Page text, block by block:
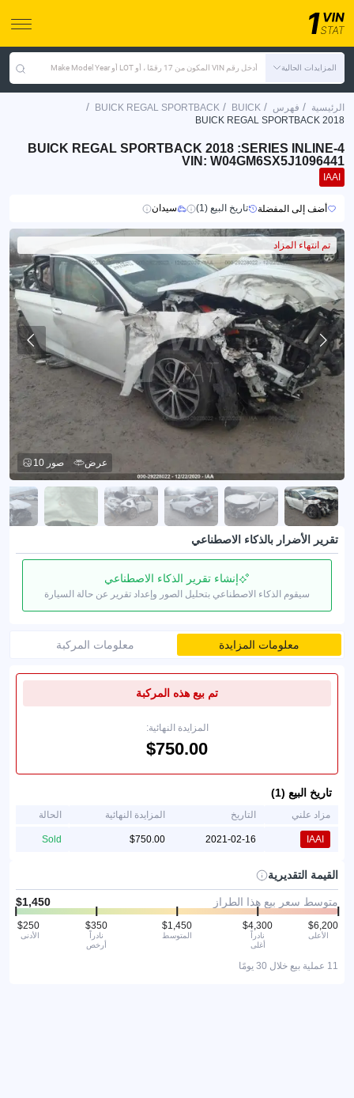
المزايدات الحالية أدخل رقم VIN المكون من 17 رقمًا ، أو LOT أو Make Model Year
الرئيسية / فهرس /
BUICK
/
BUICK REGAL SPORTBACK
/
BUICK REGAL SPORTBACK 2018
BUICK REGAL SPORTBACK 2018 :SERIES INLINE-4
VIN: W04GM6SX5J1096441
IAAI
أضف إلى المفضلة تاريخ البيع (1) سيدان
تم انتهاء المزاد
10 صور عرض
تقرير الأضرار بالذكاء الاصطناعي
إنشاء تقرير الذكاء الاصطناعي
سيقوم الذكاء الاصطناعي بتحليل الصور وإعداد تقرير عن حالة السيارة
معلومات المزايدة معلومات المركبة
تم بيع هذه المركبة
المزايدة النهائية:
تاريخ البيع (1)
مزاد علني التاريخ المزايدة النهائية الحالة
IAAI
2021-02-16
Sold
القيمة التقديرية
متوسط سعر بيع هذا الطراز
الأدنى
نادراً
أرخص
المتوسط
نادراً
أغلى
الأعلى
11 عملية بيع خلال 30 يومًا